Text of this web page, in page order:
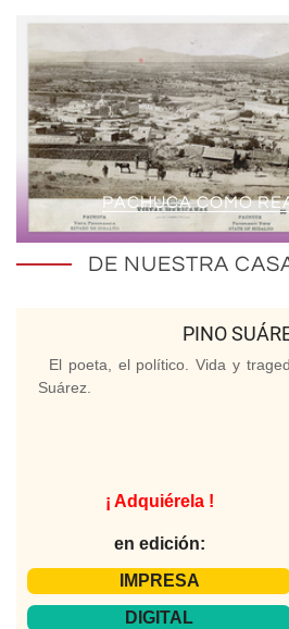
PACHUCA COMO
DE NUESTRA
PINO
El poeta, el político. Vida y
Suárez.
¡ Adquiérela !
en edición:
IMPRESA
DIGITAL